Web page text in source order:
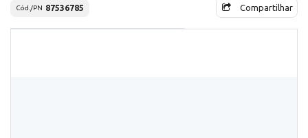
Cód./PN 87536785 Compartilhar